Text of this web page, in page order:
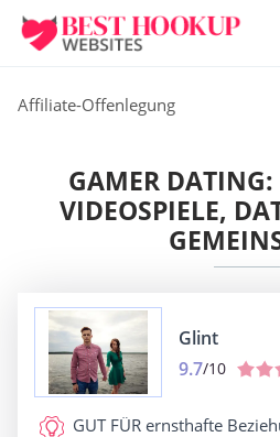
Affiliate-Offenlegung
GAMER DATING:
VIDEOSPIELE,
Glint
9.7/10
GUT FÜR ernsthafte